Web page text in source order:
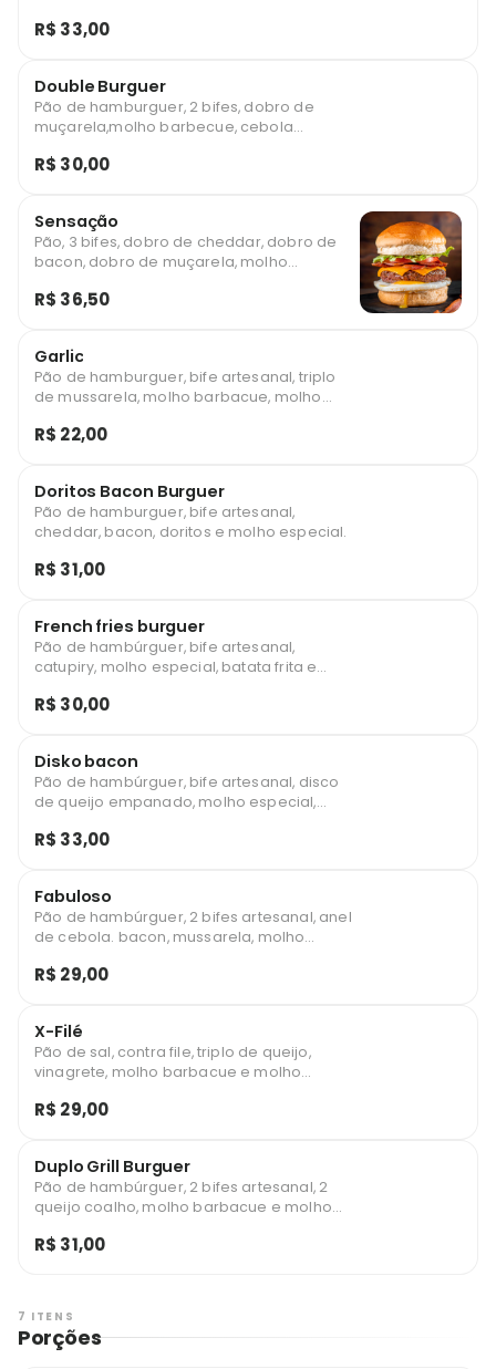
salada
R$ 33,00
Double Burguer
Pão de hamburguer, 2 bifes, dobro de
muçarela,molho barbecue, cebola
R$ 30,00
Sensação
Pão, 3 bifes, dobro de cheddar, dobro de
bacon, dobro de muçarela, molho
*imagem ilustrativa
R$ 36,50
Garlic
Pão de hamburguer, bife artesanal, triplo
de mussarela, molho barbacue, molho
R$ 22,00
Doritos Bacon Burguer
Pão de hamburguer, bife artesanal,
cheddar, bacon, doritos e molho especial.
R$ 31,00
French fries burguer
Pão de hambúrguer, bife artesanal,
catupiry, molho especial, batata frita e
R$ 30,00
Disko bacon
Pão de hambúrguer, bife artesanal, disco
de queijo empanado, molho especial,
R$ 33,00
Fabuloso
Pão de hambúrguer, 2 bifes artesanal, anel
de cebola. bacon, mussarela, molho
R$ 29,00
X-Filé
Pão de sal, contra file, triplo de queijo,
vinagrete, molho barbacue e molho
R$ 29,00
Duplo Grill Burguer
Pão de hambúrguer, 2 bifes artesanal, 2
queijo coalho, molho barbacue e molho
R$ 31,00
7 ITENS
Porções